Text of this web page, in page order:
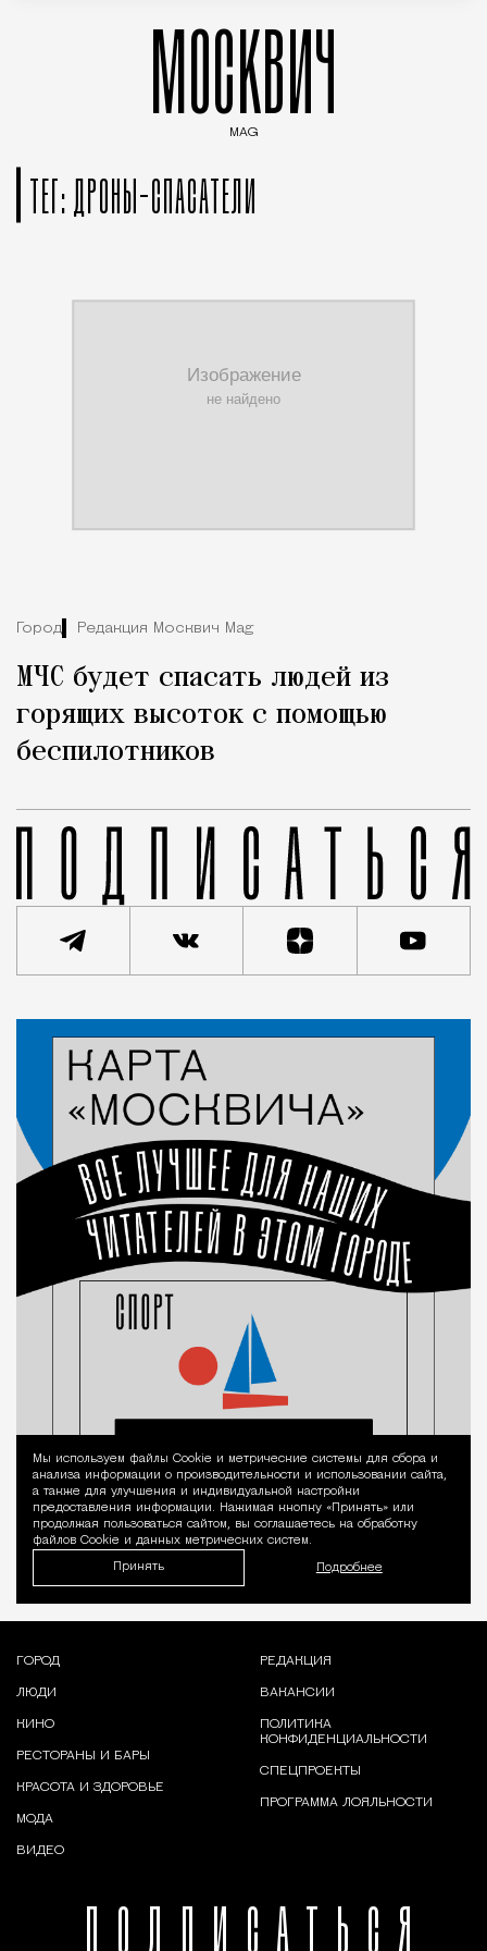
МОСКВИЧ
MAG
ТЕГ: ДРОНЫ-СПАСАТЕЛИ
Город Редакция Москвич Mag
МЧС будет спасать людей из
горящих высоток с помощью
беспилотников
Уведомление
Мы используем файлы Сookie и метрические системы для сбора и
анализа информации о производительности и использовании сайта,
а также для улучшения и индивидуальной настройки
предоставления информации. Нажимая кнопку «Принять» или
продолжая пользоваться сайтом, вы соглашаетесь на обработку
файлов Cookie и данных метрических систем.
Принять Подробнее
ПОДПИСАТЬСЯ
ГОРОД
ЛЮДИ
КИНО
РЕСТОРАНЫ И БАРЫ
КРАСОТА И ЗДОРОВЬЕ
МОДА
ВИДЕО
РЕДАКЦИЯ
ВАКАНСИИ
ПОЛИТИКА
КОНФИДЕНЦИАЛЬНОСТИ
СПЕЦПРОЕКТЫ
ПРОГРАММА ЛОЯЛЬНОСТИ